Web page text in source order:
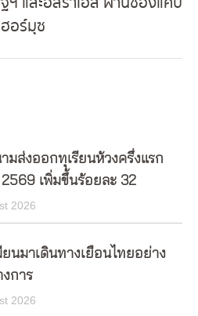
post:
ฮอร์มุซ
ามส่งออกทุเรียนห้วงครึ่งแรก
เพิ่มขึ้นร้อยละ 32
2026
ยนมาเดินทางเยือนไทยอย่าง
งการ
2026